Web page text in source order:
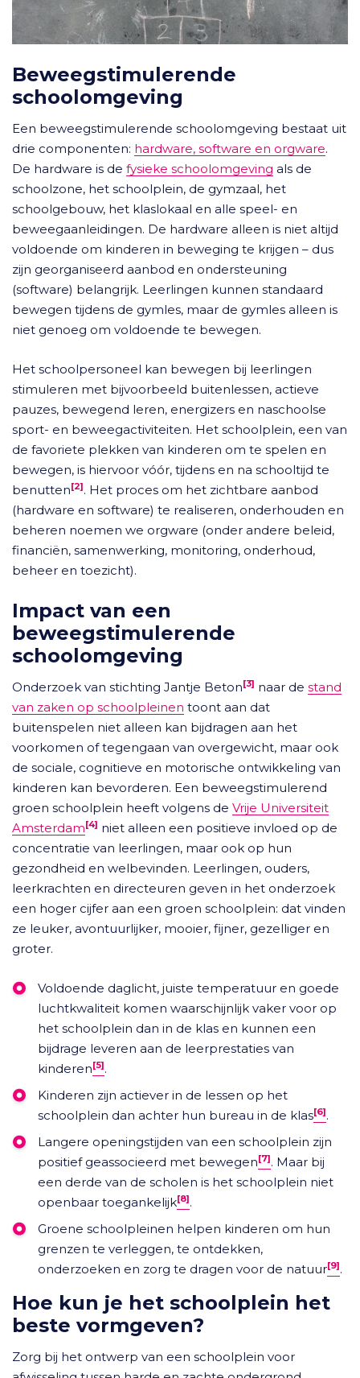
Beweegstimulerende
schoolomgeving
Een beweegstimulerende schoolomgeving bestaat uit
drie componenten: hardware, software en orgware.
De hardware is de fysieke schoolomgeving als de
schoolzone, het schoolplein, de gymzaal, het
schoolgebouw, het klaslokaal en alle speel- en
beweegaanleidingen. De hardware alleen is niet altijd
voldoende om kinderen in beweging te krijgen – dus
zijn georganiseerd aanbod en ondersteuning
(software) belangrijk. Leerlingen kunnen standaard
bewegen tijdens de gymles, maar de gymles alleen is
niet genoeg om voldoende te bewegen.
Het schoolpersoneel kan bewegen bij leerlingen
stimuleren met bijvoorbeeld buitenlessen, actieve
pauzes, bewegend leren, energizers en naschoolse
sport- en beweegactiviteiten. Het schoolplein, een van
de favoriete plekken van kinderen om te spelen en
bewegen, is hiervoor vóór, tijdens en na schooltijd te
benutten[2]. Het proces om het zichtbare aanbod
(hardware en software) te realiseren, onderhouden en
beheren noemen we orgware (onder andere beleid,
financiën, samenwerking, monitoring, onderhoud,
beheer en toezicht).
Impact van een
beweegstimulerende
schoolomgeving
Onderzoek van stichting Jantje Beton[3] naar de stand
van zaken op schoolpleinen toont aan dat
buitenspelen niet alleen kan bijdragen aan het
voorkomen of tegengaan van overgewicht, maar ook
de sociale, cognitieve en motorische ontwikkeling van
kinderen kan bevorderen. Een beweegstimulerend
groen schoolplein heeft volgens de Vrije Universiteit
Amsterdam[4] niet alleen een positieve invloed op de
concentratie van leerlingen, maar ook op hun
gezondheid en welbevinden. Leerlingen, ouders,
leerkrachten en directeuren geven in het onderzoek
een hoger cijfer aan een groen schoolplein: dat vinden
ze leuker, avontuurlijker, mooier, fijner, gezelliger en
groter.
Voldoende daglicht, juiste temperatuur en goede
luchtkwaliteit komen waarschijnlijk vaker voor op
het schoolplein dan in de klas en kunnen een
bijdrage leveren aan de leerprestaties van
kinderen[5].
Kinderen zijn actiever in de lessen op het
schoolplein dan achter hun bureau in de klas[6].
Langere openingstijden van een schoolplein zijn
positief geassocieerd met bewegen[7]. Maar bij
een derde van de scholen is het schoolplein niet
openbaar toegankelijk[8].
Groene schoolpleinen helpen kinderen om hun
grenzen te verleggen, te ontdekken,
onderzoeken en zorg te dragen voor de natuur[9].
Hoe kun je het schoolplein het
beste vormgeven?
Zorg bij het ontwerp van een schoolplein voor